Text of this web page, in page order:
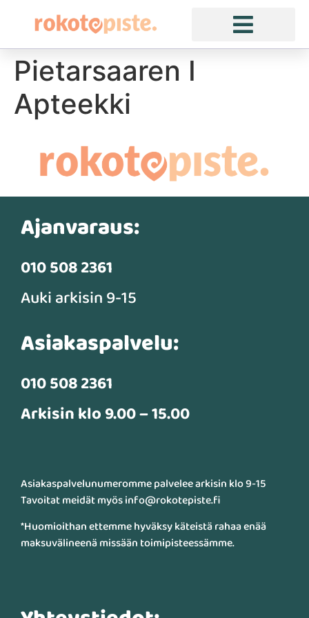
Pietarsaaren I
Apteekki
Ajanvaraus:
010 508 2361
Auki arkisin 9-15
Asiakaspalvelu:
010 508 2361
Arkisin klo 9.00 – 15.00
Asiakaspalvelunumeromme palvelee arkisin klo 9-15
Tavoitat meidät myös info@rokotepiste.fi
*Huomioithan ettemme hyväksy käteistä rahaa enää
maksuvälineenä missään toimipisteessämme.